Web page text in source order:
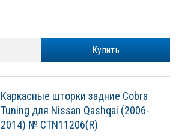
Купить
Каркасные шторки задние Cobra
Tuning для Nissan Qashqai (2006-
2014) № CTN11206(R)